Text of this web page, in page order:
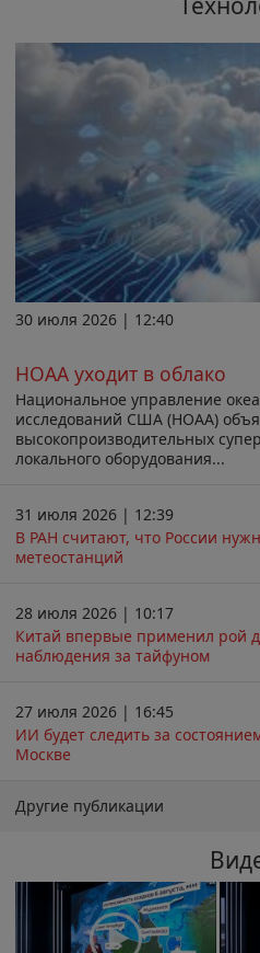
30 июля 2026 | 12:40
НОАА уходит в облако
Национальное управление
исследований США (НОАА)
высокопроизводительных
локального оборудования...
31 июля 2026 | 12:39
В РАН считают, что России
метеостанций
28 июля 2026 | 10:17
Китай впервые применил рой
наблюдения за тайфуном
27 июля 2026 | 16:45
ИИ будет следить за
Москве
Другие публикации